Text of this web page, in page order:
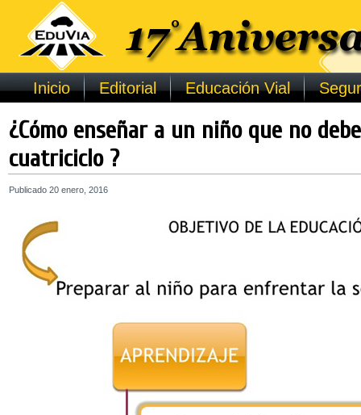
Inicio Editorial Educación Vial
¿Cómo enseñar a un niño que no
cuatriciclo ?
Publicado 20 enero, 2016